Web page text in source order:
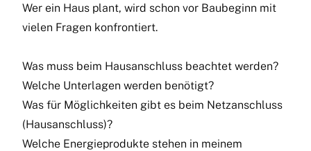
Wer ein Haus plant, wird schon vor Baubeginn mit
vielen Fragen konfrontiert.
Was muss beim Hausanschluss beachtet werden?
Welche Unterlagen werden benötigt?
Was für Möglichkeiten gibt es beim Netzanschluss
(Hausanschluss)?
Welche Energieprodukte stehen in meinem